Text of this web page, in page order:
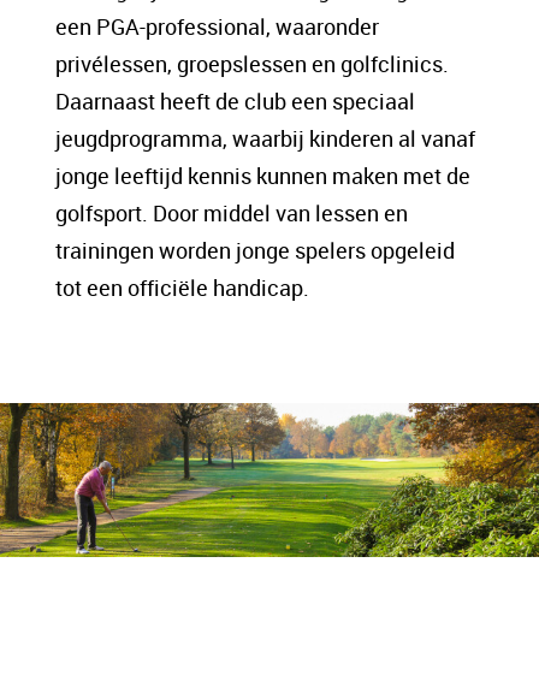
een PGA-professional, waaronder
privélessen, groepslessen en golfclinics.
Daarnaast heeft de club een speciaal
jeugdprogramma, waarbij kinderen al vanaf
jonge leeftijd kennis kunnen maken met de
golfsport. Door middel van lessen en
trainingen worden jonge spelers opgeleid
tot een officiële handicap.